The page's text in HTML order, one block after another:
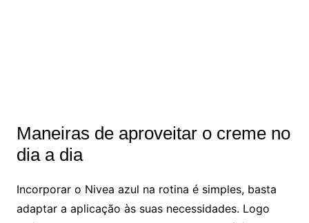
Maneiras de aproveitar o creme no
dia a dia
Incorporar o Nivea azul na rotina é simples, basta
adaptar a aplicação às suas necessidades. Logo